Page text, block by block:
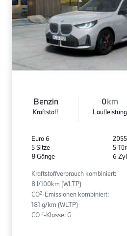
Benzin
Kraftstoff
0km
Laufleistung
Euro 6
5 Sitze
8 Gänge
5
6
Kraftstoffverbrauch kombiniert:
8 l/100km (WLTP)
CO2-Emissionen kombiniert:
181 g/km (WLTP)
CO 2-Klasse: G